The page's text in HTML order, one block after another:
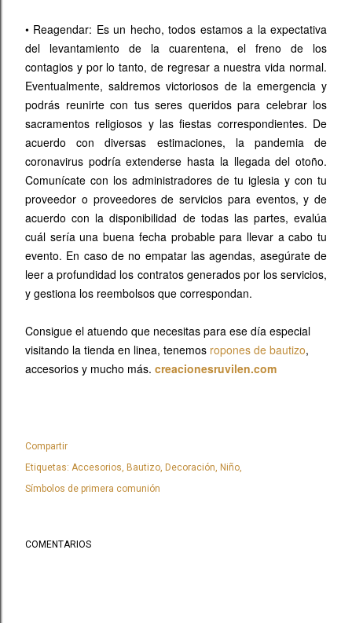
• Reagendar: Es un hecho, todos estamos a la expectativa
del levantamiento de la cuarentena, el freno de los
contagios y por lo tanto, de regresar a nuestra vida normal.
Eventualmente, saldremos victoriosos de la emergencia y
podrás reunirte con tus seres queridos para celebrar los
sacramentos religiosos y las fiestas correspondientes. De
acuerdo con diversas estimaciones, la pandemia de
coronavirus podría extenderse hasta la llegada del otoño.
Comunícate con los administradores de tu iglesia y con tu
proveedor o proveedores de servicios para eventos, y de
acuerdo con la disponibilidad de todas las partes, evalúa
cuál sería una buena fecha probable para llevar a cabo tu
evento. En caso de no empatar las agendas, asegúrate de
leer a profundidad los contratos generados por los servicios,
y gestiona los reembolsos que correspondan.
Consigue el atuendo que necesitas para ese día especial
visitando la tienda en linea, tenemos ropones de bautizo,
accesorios y mucho más. creacionesruvilen.com
Compartir
Etiquetas: Accesorios Bautizo Decoración Niño
Símbolos de primera comunión
COMENTARIOS